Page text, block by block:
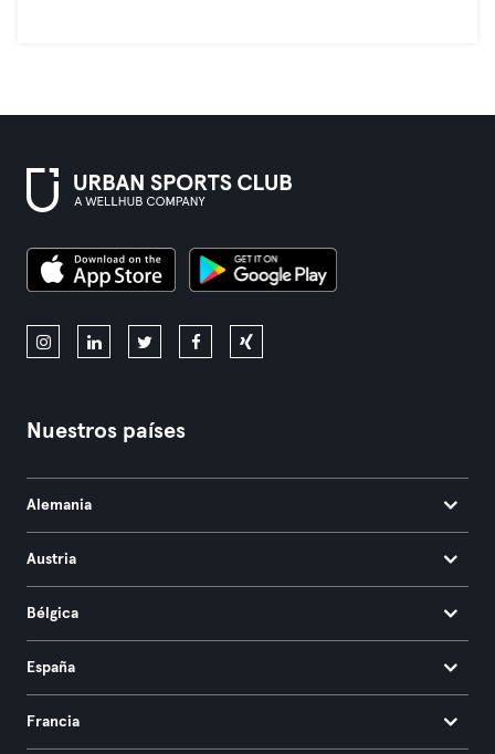
Nuestros países
Alemania
Austria
Bélgica
España
Francia